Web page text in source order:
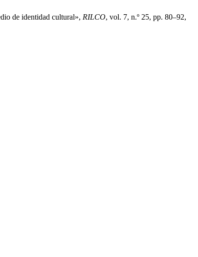
de identidad cultural», RILCO, vol. 7, n.º 25, pp. 80–92,